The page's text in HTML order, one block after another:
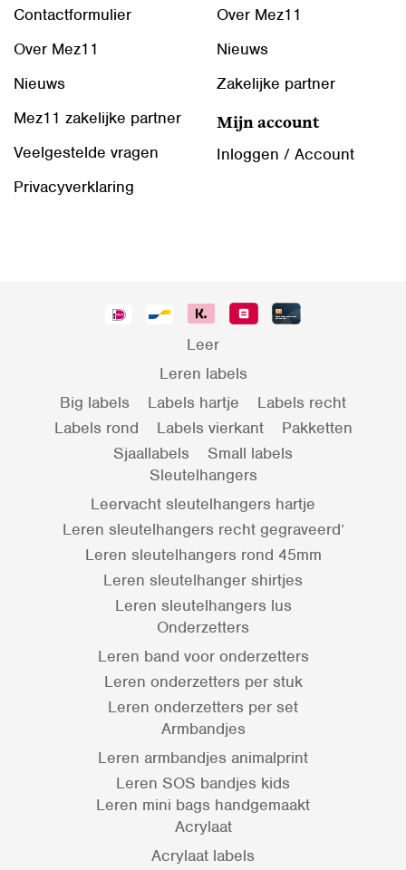
Contactformulier
Over Mez11
Nieuws
Mez11 zakelijke partner
Veelgestelde vragen
Privacyverklaring
Over Mez11
Nieuws
Zakelijke partner
Mijn account
Inloggen / Account
Leer
Leren labels
Big labels
Labels hartje
Labels recht
Labels rond
Labels vierkant
Pakketten
Sjaallabels
Small labels
Sleutelhangers
Leervacht sleutelhangers hartje
Leren sleutelhangers recht gegraveerd’
Leren sleutelhangers rond 45mm
Leren sleutelhanger shirtjes
Leren sleutelhangers lus
Onderzetters
Leren band voor onderzetters
Leren onderzetters per stuk
Leren onderzetters per set
Armbandjes
Leren armbandjes animalprint
Leren SOS bandjes kids
Leren mini bags handgemaakt
Acrylaat
Acrylaat labels